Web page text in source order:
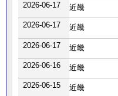
2026-06-17 近畿
2026-06-17
近畿
2026-06-17 近畿
2026-06-16
近畿
2026-06-15
近畿